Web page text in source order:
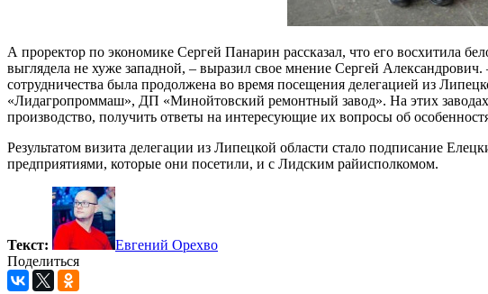
А проректор по экономике Сергей Панарин рассказал, что его восхитила
выглядела не хуже западной, – выразил свое мнение Сергей
сотрудничества была продолжена во время посещения делегацией из
«Лидагропроммаш», ДП «Минойтовский ремонтный завод». На этих заводах
производство, получить ответы на интересующие их вопросы об
Результатом визита делегации из Липецкой области стало подписание
предприятиями, которые они посетили, и с Лидским райисполкомом.
Текст:
Евгений Орехво
Поделиться